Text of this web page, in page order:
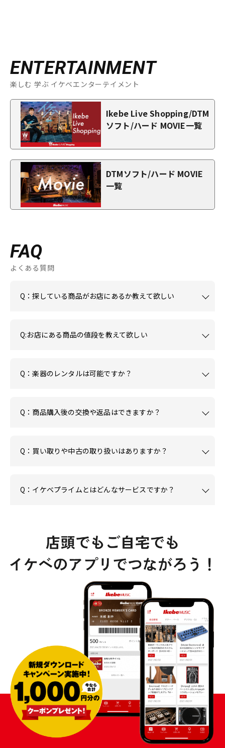
ENTERTAINMENT
楽しむ 学ぶ イケベエンターテイメント
Ikebe Live Shopping/DTM
ソフト/ハード MOVIE一覧
DTMソフト/ハード MOVIE
一覧
FAQ
よくある質問
Q：探している商品がお店にあるか教えて欲しい
Q:お店にある商品の値段を教えて欲しい
Q：楽器のレンタルは可能ですか？
Q：商品購入後の交換や返品はできますか？
Q：買い取りや中古の取り扱いはありますか？
Q：イケベプライムとはどんなサービスですか？